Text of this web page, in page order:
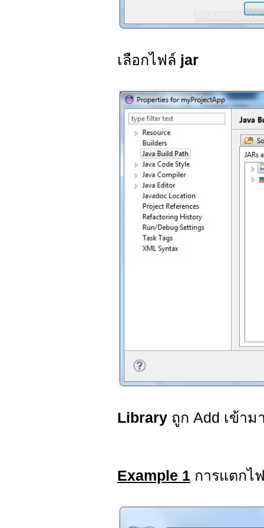
เลือกไฟล์ jar
Library ถูก Add เข้าม
Example 1 การแตกไ